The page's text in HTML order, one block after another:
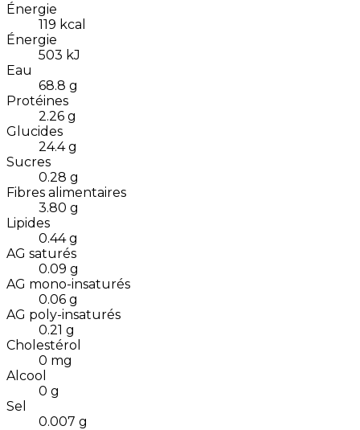
Énergie
119 kcal
Énergie
503 kJ
Eau
68.8 g
Protéines
2.26 g
Glucides
24.4 g
Sucres
0.28 g
Fibres alimentaires
3.80 g
Lipides
0.44 g
AG saturés
0.09 g
AG mono-insaturés
0.06 g
AG poly-insaturés
0.21 g
Cholestérol
0 mg
Alcool
0 g
Sel
0.007 g